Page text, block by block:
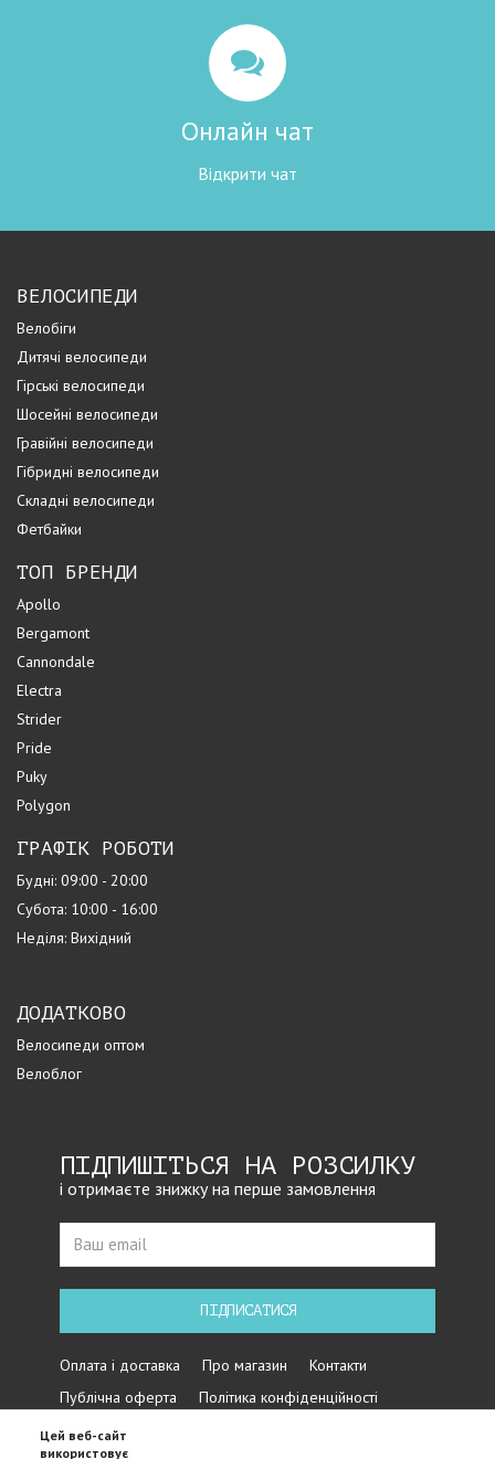
Онлайн чат
Відкрити чат
ВЕЛОСИПЕДИ
Велобіги
Дитячі велосипеди
Гірські велосипеди
Шосейні велосипеди
Гравійні велосипеди
Гібридні велосипеди
Складні велосипеди
Фетбайки
ТОП БРЕНДИ
Apollo
Bergamont
Cannondale
Electra
Strider
Pride
Puky
Polygon
ГРАФІК РОБОТИ
Будні: 09:00 - 20:00
Субота: 10:00 - 16:00
Неділя: Вихідний
ДОДАТКОВО
Велосипеди оптом
Велоблог
ПІДПИШІТЬСЯ НА РОЗСИЛКУ
і отримаєте знижку на перше замовлення
ПІДПИСАТИСЯ
Оплата і доставка Про магазин
Контакти
Публічна оферта
Політика конфіденційності
Цей веб-сайт
використовує